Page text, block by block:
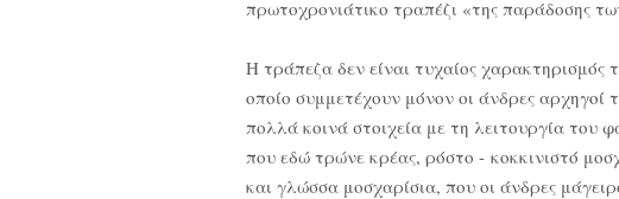
πρωτοχρονιάτικο τραπέζι «της παράδοσης
Η τράπεζα δεν είναι τυχαίος
οποίο συμμετέχουν μόνον οι άνδρες αρχηγοί
πολλά κοινά στοιχεία με τη λειτουργία του
που εδώ τρώνε κρέας, ρόστο - κοκκινιστό
και γλώσσα μοσχαρίσια, που οι άνδρες